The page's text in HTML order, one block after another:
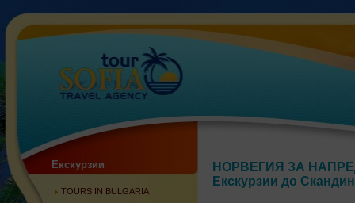
Екскурзии
TOURS IN BULGARIA
НОРВЕГИЯ ЗА
Екскурзии до